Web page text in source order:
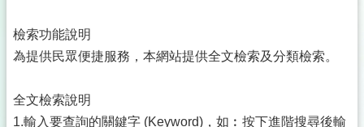
檢索功能說明
為提供民眾便捷服務，本網站提供全文檢索及分類檢索。
全文檢索說明
1.輸入要查詢的關鍵字 (Keyword)，如︰按下進階搜尋後輸